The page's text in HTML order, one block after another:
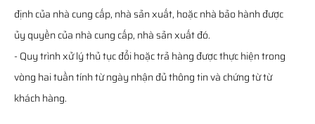
định của nhà cung cấp, nhà sản xuất, hoặc nhà bảo hành được
ủy quyền của nhà cung cấp, nhà sản xuất đó.
- Quy trình xử lý thủ tục đổi hoặc trả hàng được thực hiện trong
vòng hai tuần tính từ ngày nhận đủ thông tin và chứng từ từ
khách hàng.